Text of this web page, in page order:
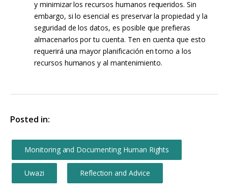
y minimizar los recursos humanos requeridos. Sin
embargo, si lo esencial es preservar la propiedad y la
seguridad de los datos, es posible que prefieras
almacenarlos por tu cuenta. Ten en cuenta que esto
requerirá una mayor planificación en torno a los
recursos humanos y al mantenimiento.
Posted in:
Monitoring and Documenting Human Rights
Uwazi Reflection and Advice